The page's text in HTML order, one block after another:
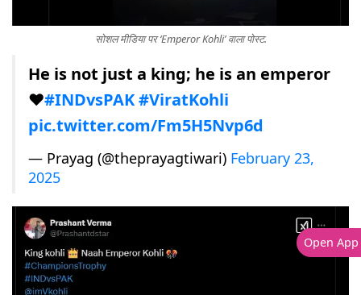
सोशल मीडिया पर ‘Emperor Kohli’ वाला पोस्ट.
He is not just a king; he is an emperor
❤️#INDvsPAK#ViratKohli
pic.twitter.com/Fm5H5Nvp6d
— Prayag (@theprayagtiwari) February 23,
2025
Open App